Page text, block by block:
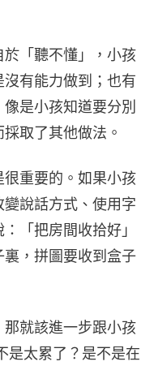
「聽不懂」，小孩
有能力做到；也有
是小孩知道要分別
取了其他做法。
重要的。如果小孩
說話方式、使用字
「把房間收拾好」
，拼圖要收到盒子
就該進一步跟小孩
是太累了？是不是在